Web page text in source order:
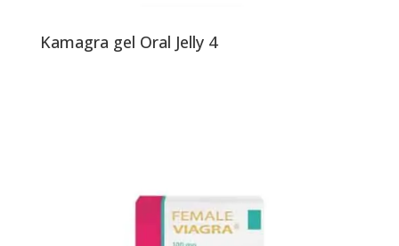
Kamagra gel Oral Jelly 4